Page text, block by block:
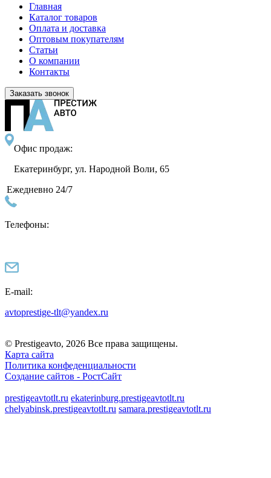
Главная
Каталог товаров
Оплата и доставка
Оптовым покупателям
Статьи
О компании
Контакты
Заказать звонок
Офис продаж:
Екатеринбург, ул. Народной Воли, 65
Ежедневно 24/7
Телефоны:
E-mail:
avtoprestige-tlt@yandex.ru
© Prestigeavto, 2026 Все права защищены.
Карта сайта
Политика конфеденциальности
Создание сайтов - РостСайт
prestigeavtotlt.ru ekaterinburg.prestigeavtotlt.ru
chelyabinsk.prestigeavtotlt.ru samara.prestigeavtotlt.ru